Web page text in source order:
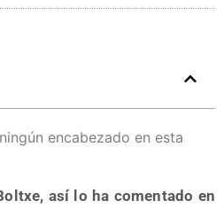
encabezado en esta
así lo ha comen­ta­do en